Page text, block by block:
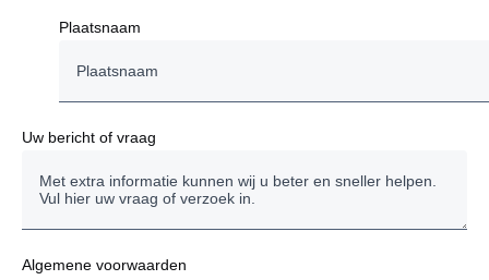
Plaatsnaam
Uw bericht of vraag
Algemene voorwaarden